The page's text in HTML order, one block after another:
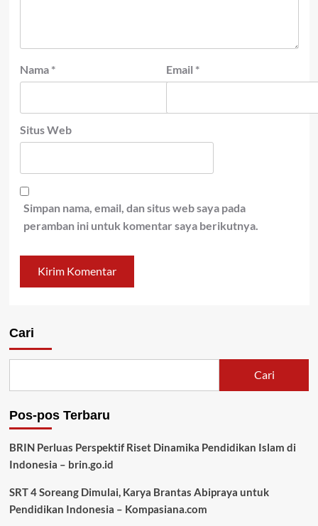
Nama * Email *
Situs Web
Simpan nama, email, dan situs web saya pada
peramban ini untuk komentar saya berikutnya.
Cari
Cari
Pos-pos Terbaru
BRIN Perluas Perspektif Riset Dinamika Pendidikan Islam di
Indonesia – brin.go.id
SRT 4 Soreang Dimulai, Karya Brantas Abipraya untuk
Pendidikan Indonesia – Kompasiana.com